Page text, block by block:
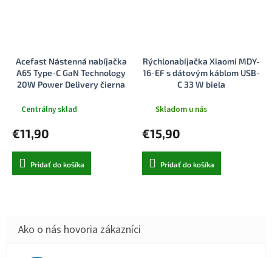
Acefast Nástenná nabíjačka
A65 Type-C GaN Technology
20W Power Delivery čierna
Centrálny sklad
€11,90
Pridať do košíka
Rýchlonabíjačka Xiaomi MDY-
16-EF s dátovým káblom USB-
C 33 W biela
Skladom u nás
€15,90
Pridať do košíka